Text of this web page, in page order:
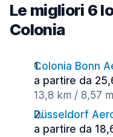
Le migliori 6
Colonia
Colonia Bonn
a partire da
13,8 km / 8,57
Düsseldorf
a partire da